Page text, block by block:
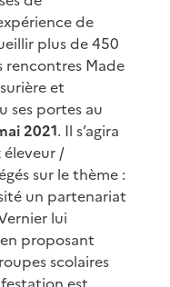
de
plus de 450
rencontres Made
et
ses portes au
2021. Il s’agira
éleveur /
sur le thème :
un partenariat
lui
proposant
scolaires